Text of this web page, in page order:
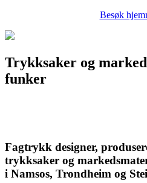
Besøk
Trykksaker og
funker
Fagtrykk designer,
trykksaker og
i Namsos, Trondheim og